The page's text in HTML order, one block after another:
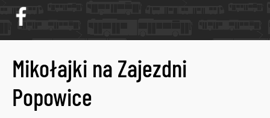
Mikołajki na Zajezdni
Popowice